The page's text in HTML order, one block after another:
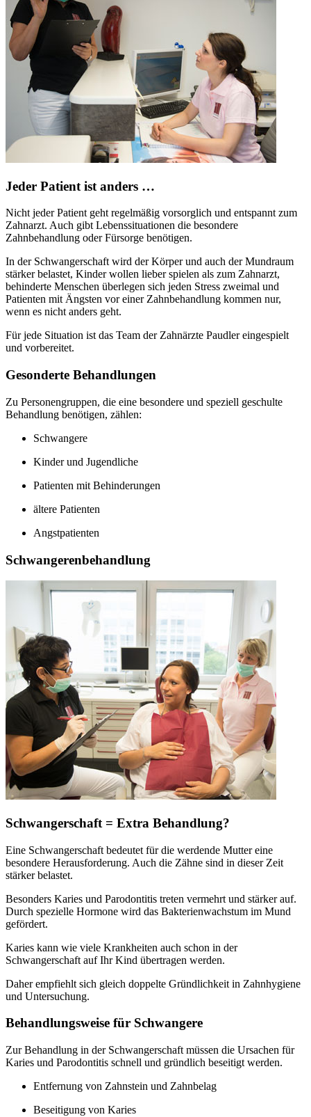
Jeder Patient ist anders …
Nicht jeder Patient geht regelmäßig vorsorglich und entspannt zum
Zahnarzt. Auch gibt Lebenssituationen die besondere
Zahnbehandlung oder Fürsorge benötigen.
In der Schwangerschaft wird der Körper und auch der Mundraum
stärker belastet, Kinder wollen lieber spielen als zum Zahnarzt,
behinderte Menschen überlegen sich jeden Stress zweimal und
Patienten mit Ängsten vor einer Zahnbehandlung kommen nur,
wenn es nicht anders geht.
Für jede Situation ist das Team der Zahnärzte Paudler eingespielt
und vorbereitet.
Gesonderte Behandlungen
Zu Personengruppen, die eine besondere und speziell geschulte
Behandlung benötigen, zählen:
Schwangere
Kinder und Jugendliche
Patienten mit Behinderungen
ältere Patienten
Angstpatienten
Schwangerenbehandlung
Schwangerschaft = Extra Behandlung?
Eine Schwangerschaft bedeutet für die werdende Mutter eine
besondere Herausforderung. Auch die Zähne sind in dieser Zeit
stärker belastet.
Besonders Karies und Parodontitis treten vermehrt und stärker auf.
Durch spezielle Hormone wird das Bakterienwachstum im Mund
gefördert.
Karies kann wie viele Krankheiten auch schon in der
Schwangerschaft auf Ihr Kind übertragen werden.
Daher empfiehlt sich gleich doppelte Gründlichkeit in Zahnhygiene
und Untersuchung.
Behandlungsweise für Schwangere
Zur Behandlung in der Schwangerschaft müssen die Ursachen für
Karies und Parodontitis schnell und gründlich beseitigt werden.
Entfernung von Zahnstein und Zahnbelag
Beseitigung von Karies